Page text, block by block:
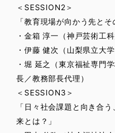
＜SESSION2＞
「教育現場が向かう先とそ
・金箱 淳一（神戸芸術工
・伊藤 健次（山梨県立大
・堀 延之（東京福祉専門
長／教務部長代理）
＜SESSION3＞
「日々社会課題と向き合
来とは？」